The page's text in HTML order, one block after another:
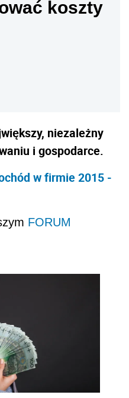
koszty
niezależny
i gospodarce.
w firmie 2015 -
FORUM